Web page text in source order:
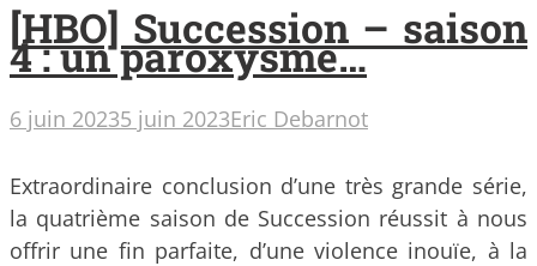
[HBO] Succession – saison
4 : un paroxysme…
6 juin 20235 juin 2023Eric Debarnot
Extraordinaire conclusion d’une très grande série,
la quatrième saison de Succession réussit à nous
offrir une fin parfaite, d’une violence inouïe, à la